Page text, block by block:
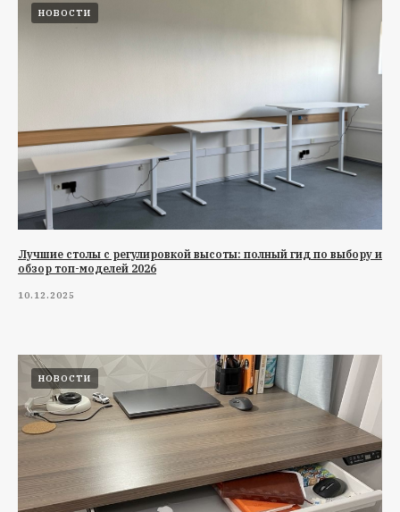
НОВОСТИ
Лучшие столы с регулировкой высоты: полный гид по выбору и
обзор топ-моделей 2026
10.12.2025
НОВОСТИ